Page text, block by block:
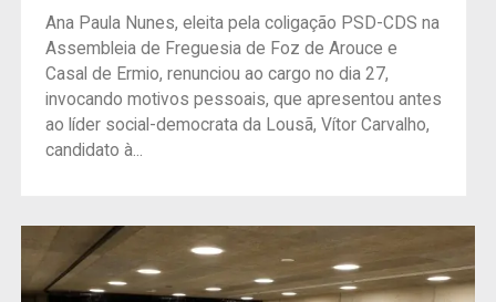
Ana Paula Nunes, eleita pela coligação PSD-CDS na
Assembleia de Freguesia de Foz de Arouce e
Casal de Ermio, renunciou ao cargo no dia 27,
invocando motivos pessoais, que apresentou antes
ao líder social-democrata da Lousã, Vítor Carvalho,
candidato à...